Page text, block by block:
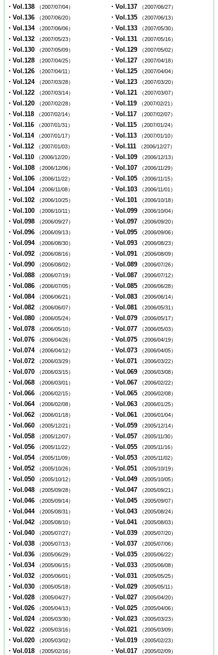
・Vol.138 （2007/07/04） ・Vol.137 （2007/06/27）
・Vol.136 （2007/06/20） ・Vol.135 （2007/06/13）
・Vol.134 （2007/06/06） ・Vol.133 （2007/05/30）
・Vol.132 （2007/05/23） ・Vol.131 （2007/05/16）
・Vol.130 （2007/05/09） ・Vol.129 （2007/05/02）
・Vol.128 （2007/04/25） ・Vol.127 （2007/04/18）
・Vol.126 （2007/04/11） ・Vol.125 （2007/04/04）
・Vol.124 （2007/03/28） ・Vol.123 （2007/03/20）
・Vol.122 （2007/03/14） ・Vol.121 （2007/03/07）
・Vol.120 （2007/02/28） ・Vol.119 （2007/02/21）
・Vol.118 （2007/02/14） ・Vol.117 （2007/02/07）
・Vol.116 （2007/01/31） ・Vol.115 （2007/01/24）
・Vol.114 （2007/01/17） ・Vol.113 （2007/01/10）
・Vol.112 （2007/01/03） ・Vol.111 （2006/12/27）
・Vol.110 （2006/12/20） ・Vol.109 （2006/12/13）
・Vol.108 （2006/12/06） ・Vol.107 （2006/11/29）
・Vol.106 （2006/11/22） ・Vol.105 （2006/11/15）
・Vol.104 （2006/11/08） ・Vol.103 （2006/11/01）
・Vol.102 （2006/10/25） ・Vol.101 （2006/10/18）
・Vol.100 （2006/10/11） ・Vol.099 （2006/10/04）
・Vol.098 （2006/09/27） ・Vol.097 （2006/09/20）
・Vol.096 （2006/09/13） ・Vol.095 （2006/09/06）
・Vol.094 （2006/08/30） ・Vol.093 （2006/08/23）
・Vol.092 （2006/08/16） ・Vol.091 （2006/08/09）
・Vol.090 （2006/08/02） ・Vol.089 （2006/07/26）
・Vol.088 （2006/07/19） ・Vol.087 （2006/07/12）
・Vol.086 （2006/07/05） ・Vol.085 （2006/06/28）
・Vol.084 （2006/06/21） ・Vol.083 （2006/06/14）
・Vol.082 （2006/06/07） ・Vol.081 （2006/05/31）
・Vol.080 （2006/05/24） ・Vol.079 （2006/05/17）
・Vol.078 （2006/05/10） ・Vol.077 （2006/05/03）
・Vol.076 （2006/04/26） ・Vol.075 （2006/04/19）
・Vol.074 （2006/04/12） ・Vol.073 （2006/04/05）
・Vol.072 （2006/03/29） ・Vol.071 （2006/03/22）
・Vol.070 （2006/03/15） ・Vol.069 （2006/03/08）
・Vol.068 （2006/03/01） ・Vol.067 （2006/02/22）
・Vol.066 （2006/02/15） ・Vol.065 （2006/02/08）
・Vol.064 （2006/02/08） ・Vol.063 （2006/01/25）
・Vol.062 （2006/01/18） ・Vol.061 （2006/01/04）
・Vol.060 （2005/12/21） ・Vol.059 （2005/12/14）
・Vol.058 （2005/12/07） ・Vol.057 （2005/11/30）
・Vol.056 （2005/11/22） ・Vol.055 （2005/11/16）
・Vol.054 （2005/11/09） ・Vol.053 （2005/11/02）
・Vol.052 （2005/10/26） ・Vol.051 （2005/10/19）
・Vol.050 （2005/10/12） ・Vol.049 （2005/10/05）
・Vol.048 （2005/09/28） ・Vol.047 （2005/09/21）
・Vol.046 （2005/09/14） ・Vol.045 （2005/09/07）
・Vol.044 （2005/08/31） ・Vol.043 （2005/08/24）
・Vol.042 （2005/08/10） ・Vol.041 （2005/08/03）
・Vol.040 （2005/07/27） ・Vol.039 （2005/07/20）
・Vol.038 （2005/07/13） ・Vol.037 （2005/07/06）
・Vol.036 （2005/06/29） ・Vol.035 （2005/06/22）
・Vol.034 （2005/06/15） ・Vol.033 （2005/06/08）
・Vol.032 （2005/06/01） ・Vol.031 （2005/05/25）
・Vol.030 （2005/05/18） ・Vol.029 （2005/05/11）
・Vol.028 （2005/04/27） ・Vol.027 （2005/04/20）
・Vol.026 （2005/04/13） ・Vol.025 （2005/04/06）
・Vol.024 （2005/03/30） ・Vol.023 （2005/03/23）
・Vol.022 （2005/03/16） ・Vol.021 （2005/03/09）
・Vol.020 （2005/03/02） ・Vol.019 （2005/02/23）
・Vol.018 （2005/02/16） ・Vol.017 （2005/02/09）